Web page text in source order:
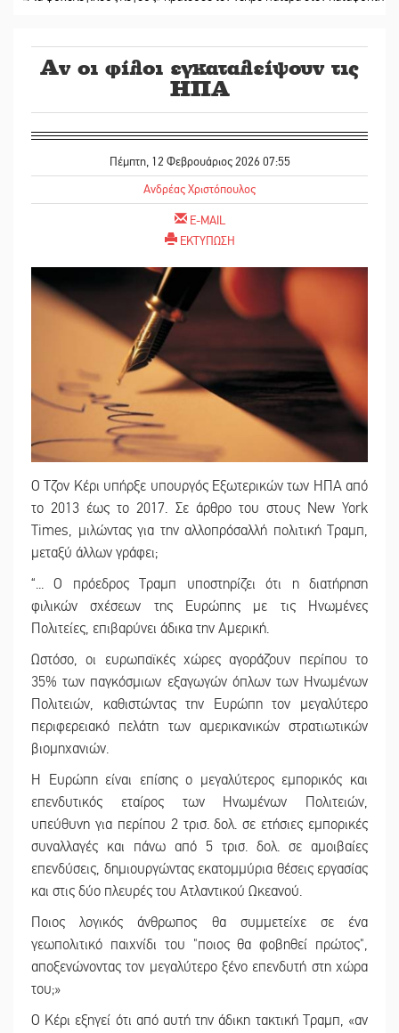
Αν οι φίλοι εγκαταλείψουν τις
ΗΠΑ
Πέμπτη, 12 Φεβρουάριος 2026 07:55
Ανδρέας Χριστόπουλος
E-MAIL
ΕΚΤΥΠΩΣΗ
O Tζον Κέρι υπήρξε υπουργός Εξωτερικών των ΗΠΑ από
το 2013 έως το 2017. Σε άρθρο του στους New York
Times, μιλώντας για την αλλοπρόσαλλή πολιτική Τραμπ,
μεταξύ άλλων γράφει;
“... Ο πρόεδρος Τραμπ υποστηρίζει ότι η διατήρηση
φιλικών σχέσεων της Ευρώπης με τις Ηνωμένες
Πολιτείες, επιβαρύνει άδικα την Αμερική.
Ωστόσο, οι ευρωπαϊκές χώρες αγοράζουν περίπου το
35% των παγκόσμιων εξαγωγών όπλων των Ηνωμένων
Πολιτειών, καθιστώντας την Ευρώπη τον μεγαλύτερο
περιφερειακό πελάτη των αμερικανικών στρατιωτικών
βιομηχανιών.
Η Ευρώπη είναι επίσης ο μεγαλύτερος εμπορικός και
επενδυτικός εταίρος των Ηνωμένων Πολιτειών,
υπεύθυνη για περίπου 2 τρισ. δολ. σε ετήσιες εμπορικές
συναλλαγές και πάνω από 5 τρισ. δολ. σε αμοιβαίες
επενδύσεις, δημιουργώντας εκατομμύρια θέσεις εργασίας
και στις δύο πλευρές του Ατλαντικού Ωκεανού.
Ποιος λογικός άνθρωπος θα συμμετείχε σε ένα
γεωπολιτικό παιχνίδι του "ποιος θα φοβηθεί πρώτος",
αποξενώνοντας τον μεγαλύτερο ξένο επενδυτή στη χώρα
του;»
Ο Κέρι εξηγεί ότι από αυτή την άδικη τακτική Τραμπ, «αν